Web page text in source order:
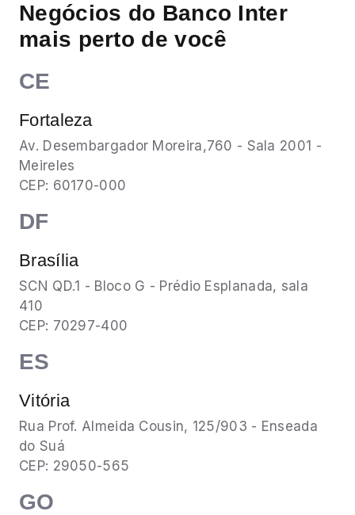
Negócios do Banco Inter
mais perto de você
CE
Fortaleza
Av. Desembargador Moreira,760 - Sala 2001 -
Meireles
CEP: 60170-000
DF
Brasília
SCN QD.1 - Bloco G - Prédio Esplanada, sala
410
CEP: 70297-400
ES
Vitória
Rua Prof. Almeida Cousin, 125/903 - Enseada
do Suá
CEP: 29050-565
GO